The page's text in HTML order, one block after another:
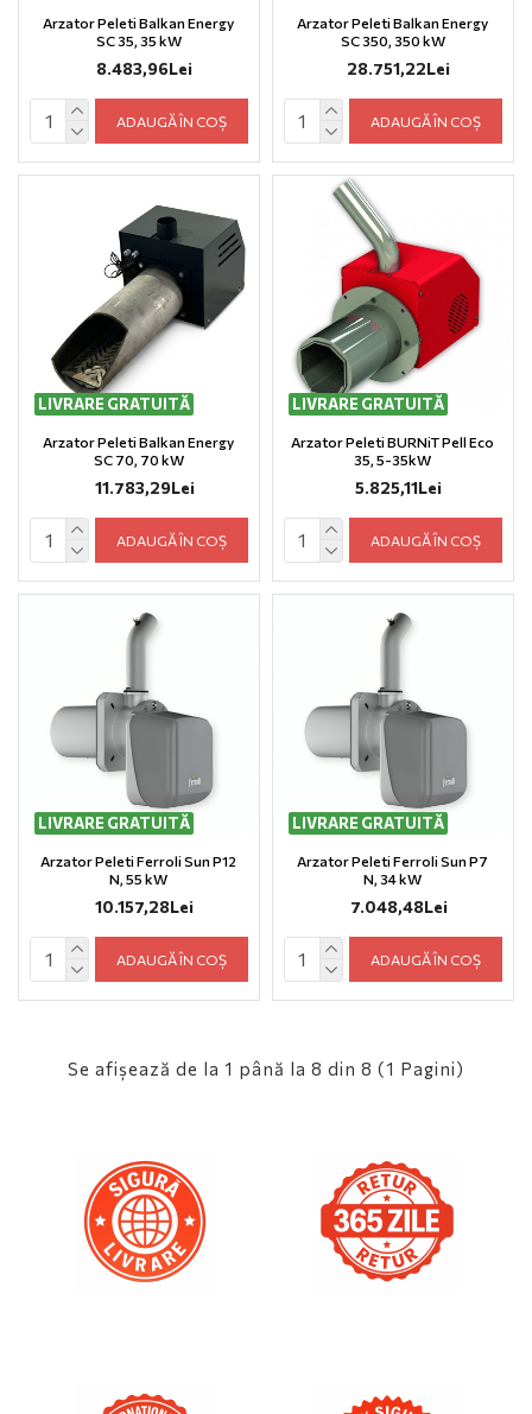
Arzator Peleti Balkan Energy
SC 35, 35 kW
8.483,96Lei
ADAUGĂ ÎN COȘ
Arzator Peleti Balkan Energy
SC 350, 350 kW
28.751,22Lei
ADAUGĂ ÎN COȘ
LIVRARE GRATUITĂ
Arzator Peleti Balkan Energy
SC 70, 70 kW
11.783,29Lei
ADAUGĂ ÎN COȘ
ULTIMELE BUCĂȚI
LIVRARE GRATUITĂ
Arzator Peleti BURNiT Pell Eco
35, 5-35kW
5.825,11Lei
ADAUGĂ ÎN COȘ
LIVRARE GRATUITĂ
Arzator Peleti Ferroli Sun P12
N, 55 kW
10.157,28Lei
ADAUGĂ ÎN COȘ
LIVRARE GRATUITĂ
Arzator Peleti Ferroli Sun P7
N, 34 kW
7.048,48Lei
ADAUGĂ ÎN COȘ
Se afişează de la 1 până la 8 din 8 (1 Pagini)